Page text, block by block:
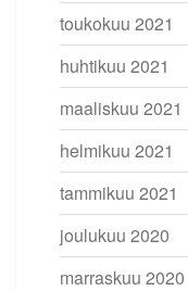
toukokuu 2021
huhtikuu 2021
maaliskuu 2021
helmikuu 2021
tammikuu 2021
joulukuu 2020
marraskuu 2020